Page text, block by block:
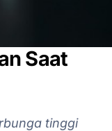
Saat
tinggi